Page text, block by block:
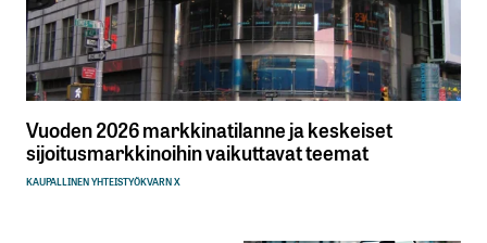
Vuoden 2026 markkinatilanne ja keskeiset
sijoitusmarkkinoihin vaikuttavat teemat
KAUPALLINEN YHTEISTYÖKVARN X